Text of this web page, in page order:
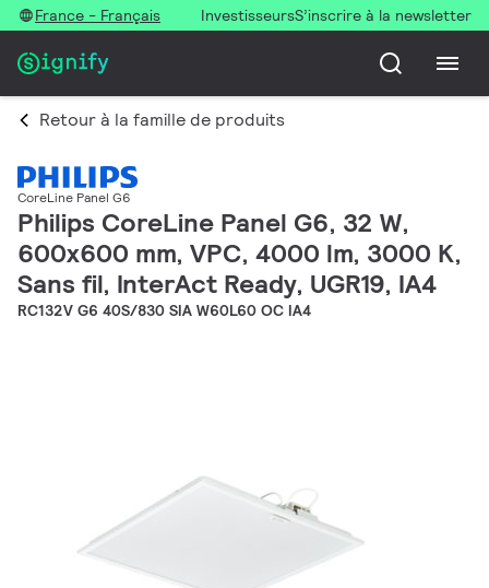
France - Français InvestisseursS’inscrire à la newsletter
Retour à la famille de produits
CoreLine Panel G6
Philips CoreLine Panel G6, 32 W,
600x600 mm, VPC, 4000 lm, 3000 K,
Sans fil, InterAct Ready, UGR19, IA4
RC132V G6 40S/830 SIA W60L60 OC IA4